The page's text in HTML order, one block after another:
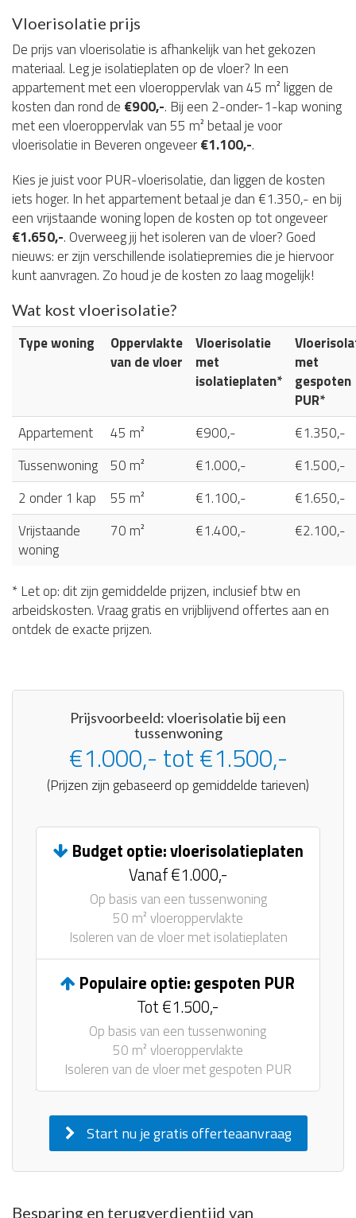
Vloerisolatie prijs
De prijs van vloerisolatie is afhankelijk van het gekozen
materiaal. Leg je isolatieplaten op de vloer? In een
appartement met een vloeroppervlak van 45 m² liggen de
kosten dan rond de €900,-. Bij een 2-onder-1-kap woning
met een vloeroppervlak van 55 m² betaal je voor
vloerisolatie in Beveren ongeveer€1.100,-.
Kies je juist voor PUR-vloerisolatie, dan liggen de kosten
iets hoger. In het appartement betaal je dan €1.350,- en bij
een vrijstaande woning lopen de kosten op tot ongeveer
€1.650,-. Overweeg jij het isoleren van de vloer? Goed
nieuws: er zijn verschillende isolatiepremies die je hiervoor
kunt aanvragen. Zo houd je de kosten zo laag mogelijk!
Wat kost vloerisolatie?
Type woning
Oppervlakte
van de vloer
Vloerisolatie
met
isolatieplaten*
met
gespoten
PUR*
Appartement
45 m² €900,-
€1.350,-
Tussenwoning
50 m² €1.000,-
€1.500,-
2 onder 1 kap
55 m² €1.100,-
€1.650,-
Vrijstaande
woning
70 m² €1.400,- €2.100,-
* Let op: dit zijn gemiddelde prijzen, inclusief btw en
arbeidskosten. Vraag gratis en vrijblijvend offertes aan en
ontdek de exacte prijzen.
Prijsvoorbeeld: vloerisolatie bij een
tussenwoning
€1.000,- tot €1.500,-
(Prijzen zijn gebaseerd op gemiddelde tarieven)
Budget optie: vloerisolatieplaten
Vanaf €1.000,-
Op basis van een tussenwoning
50 m² vloeroppervlakte
Isoleren van de vloer met isolatieplaten
Populaire optie: gespoten PUR
Tot €1.500,-
Op basis van een tussenwoning
50 m² vloeroppervlakte
Isoleren van de vloer met gespoten PUR
Start nu je gratis offerteaanvraag
Besparing en terugverdientijd van